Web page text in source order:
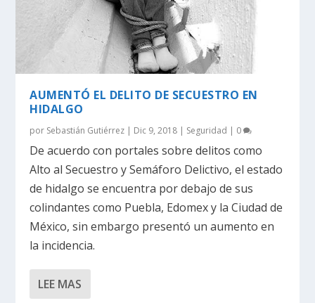
AUMENTÓ EL DELITO DE SECUESTRO EN
HIDALGO
por Sebastián Gutiérrez | Dic 9, 2018 | Seguridad | 0
De acuerdo con portales sobre delitos como
Alto al Secuestro y Semáforo Delictivo, el estado
de hidalgo se encuentra por debajo de sus
colindantes como Puebla, Edomex y la Ciudad de
México, sin embargo presentó un aumento en
la incidencia.
LEE MAS